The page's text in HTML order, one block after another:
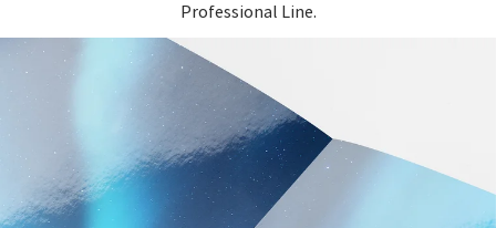
Professional Line.